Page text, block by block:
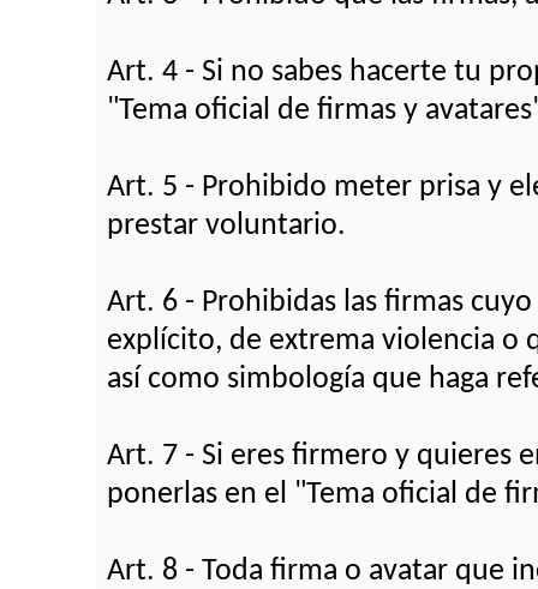
Art. 4 - Si no sabes hacerte tu
"Tema oficial de firmas y
Art. 5 - Prohibido meter prisa y
prestar voluntario.
Art. 6 - Prohibidas las firmas
explícito, de extrema violencia o
así como simbología que haga
Art. 7 - Si eres firmero y quieres
ponerlas en el "Tema oficial de
Art. 8 - Toda firma o avatar que